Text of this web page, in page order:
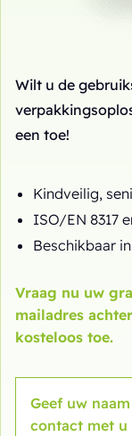
Wilt u de
een toe!
Kindveilig,
ISO/EN 8317
Beschikbaar
Vraag nu uw
mailadres
kosteloos toe.
Geef uw
contact met u